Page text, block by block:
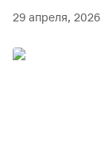
29 апреля, 2026